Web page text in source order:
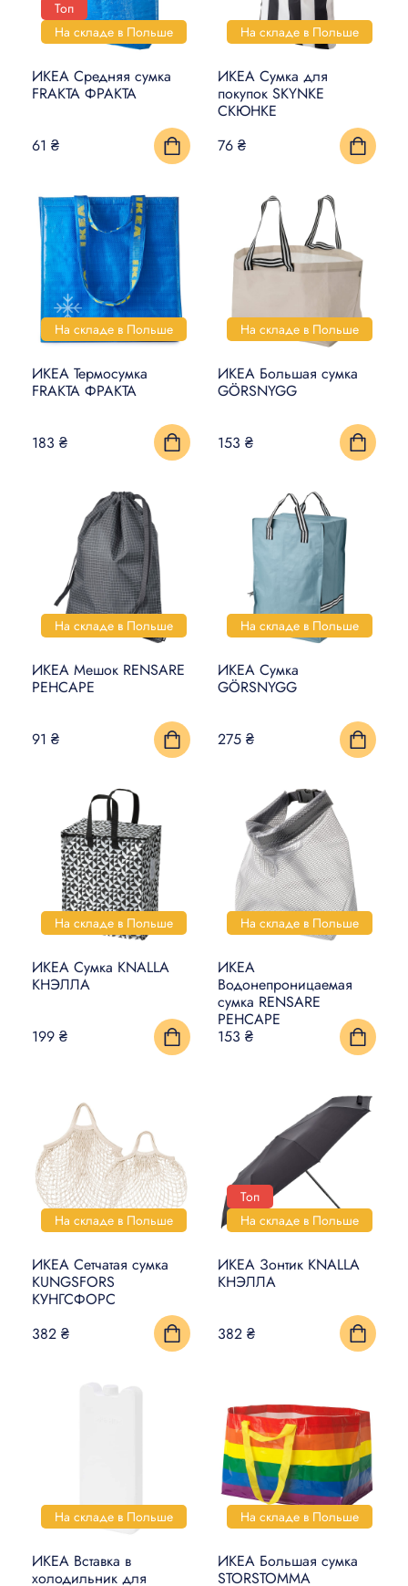
Топ
На складе в Польше
ИКЕА Средняя сумка
FRAKTA ФРАКТА
61 ₴
На складе в Польше
ИКЕА Сумка для
покупок SKYNKE
СКЮНКЕ
76 ₴
На складе в Польше
ИКЕА Термосумка
FRAKTA ФРАКТА
183 ₴
На складе в Польше
ИКЕА Большая сумка
GÖRSNYGG
153 ₴
На складе в Польше
ИКЕА Мешок RENSARE
РЕНСАРЕ
91 ₴
На складе в Польше
ИКЕА Сумка
GÖRSNYGG
275 ₴
На складе в Польше
ИКЕА Сумка KNALLA
КНЭЛЛА
199 ₴
На складе в Польше
ИКЕА
Водонепроницаемая
сумка RENSARE
РЕНСАРЕ
153 ₴
На складе в Польше
ИКЕА Сетчатая сумка
KUNGSFORS
КУНГСФОРС
382 ₴
Топ
На складе в Польше
ИКЕА Зонтик KNALLA
КНЭЛЛА
382 ₴
На складе в Польше
ИКЕА Вставка в
холодильник для
На складе в Польше
ИКЕА Большая сумка
STORSTOMMA